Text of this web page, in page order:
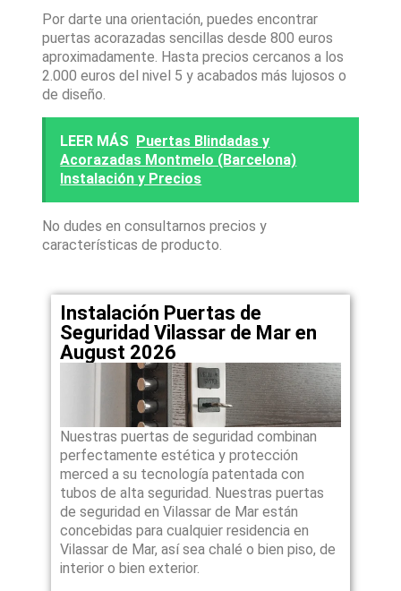
Por darte una orientación, puedes encontrar
puertas acorazadas sencillas desde 800 euros
aproximadamente. Hasta precios cercanos a los
2.000 euros del nivel 5 y acabados más lujosos o
de diseño.
LEER MÁS
Puertas Blindadas y
Acorazadas Montmelo (Barcelona)
Instalación y Precios
No dudes en consultarnos precios y
características de producto.
Instalación Puertas de
Seguridad Vilassar de Mar en
August 2026
Nuestras puertas de seguridad combinan
perfectamente estética y protección
merced a su tecnología patentada con
tubos de alta seguridad. Nuestras puertas
de seguridad en Vilassar de Mar están
concebidas para cualquier residencia en
Vilassar de Mar, así sea chalé o bien piso, de
interior o bien exterior.